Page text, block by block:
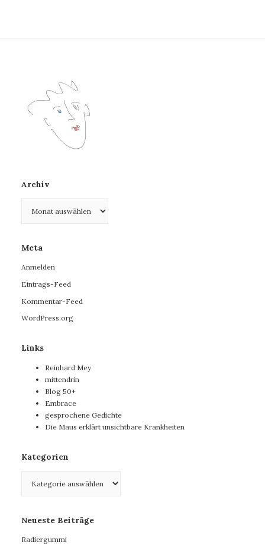
Archiv
Meta
Anmelden
Eintrags-Feed
Kommentar-Feed
WordPress.org
Links
Reinhard Mey
mittendrin
Blog 50+
Embrace
gesprochene Gedichte
Die Maus erklärt unsichtbare Krankheiten
Kategorien
Neueste Beiträge
Radiergummi